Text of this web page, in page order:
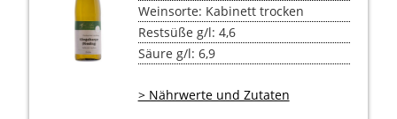
Weinsorte: Kabinett trocken
Restsüße g/l: 4,6
Säure g/l: 6,9
> Nährwerte und Zutaten